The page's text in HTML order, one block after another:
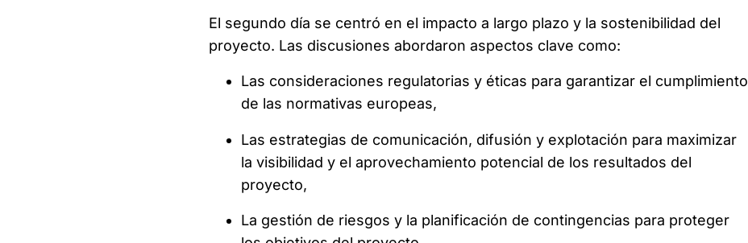
El segundo día se centró en el impacto a largo plazo y la sostenibilidad del
proyecto. Las discusiones abordaron aspectos clave como:
Las consideraciones regulatorias y éticas para garantizar el cumplimiento
de las normativas europeas,
Las estrategias de comunicación, difusión y explotación para maximizar
la visibilidad y el aprovechamiento potencial de los resultados del
proyecto,
La gestión de riesgos y la planificación de contingencias para proteger